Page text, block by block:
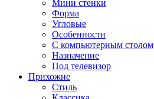
Мини стенки
Форма
Угловые
Особенности
С компьютерным столом
Назначение
Под телевизор
Прихожие
Стиль